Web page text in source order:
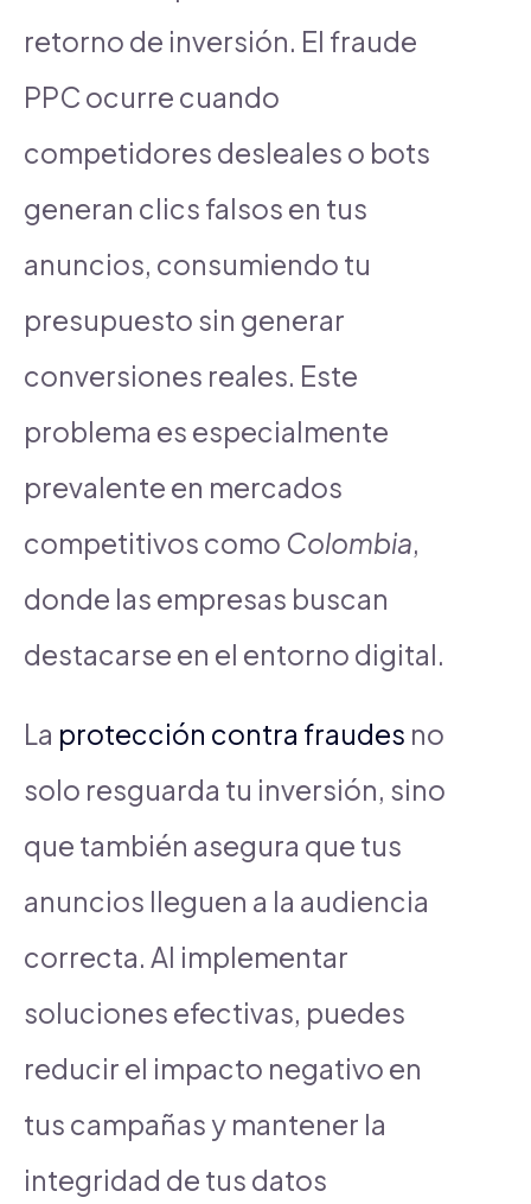
retorno de inversión. El fraude
PPC ocurre cuando
competidores desleales o bots
generan clics falsos en tus
anuncios, consumiendo tu
presupuesto sin generar
conversiones reales. Este
problema es especialmente
prevalente en mercados
competitivos como Colombia,
donde las empresas buscan
destacarse en el entorno digital.
La protección contra fraudes no
solo resguarda tu inversión, sino
que también asegura que tus
anuncios lleguen a la audiencia
correcta. Al implementar
soluciones efectivas, puedes
reducir el impacto negativo en
tus campañas y mantener la
integridad de tus datos